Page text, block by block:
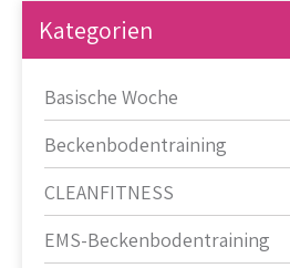
Kategorien
Basische Woche
Beckenbodentraining
CLEANFITNESS
EMS-Beckenbodentraining